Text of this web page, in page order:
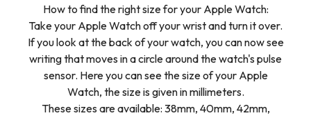
How to find the right size for your Apple Watch:
Take your Apple Watch off your wrist and turn it over.
If you look at the back of your watch, you can now see
writing that moves in a circle around the watch's pulse
sensor. Here you can see the size of your Apple
Watch, the size is given in millimeters.
These sizes are available: 38mm, 40mm, 42mm,